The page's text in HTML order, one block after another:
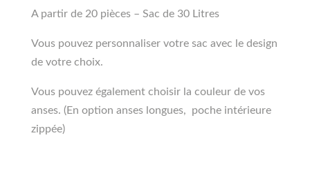
A partir de 20 pièces – Sac de 30 Litres
Vous pouvez personnaliser votre sac avec le design
de votre choix.
Vous pouvez également choisir la couleur de vos
anses. (En option anses longues, poche intérieure
zippée)